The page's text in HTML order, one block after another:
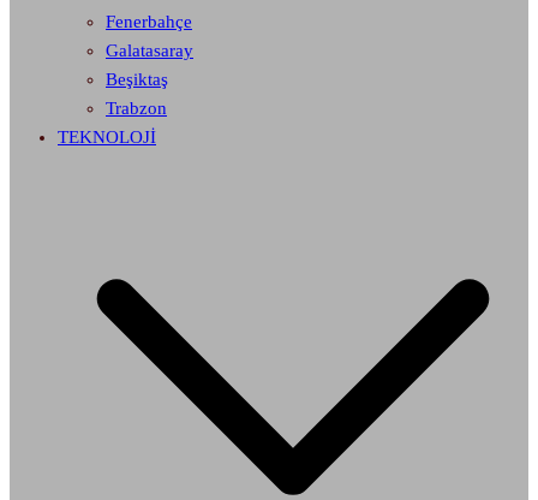
Fenerbahçe
Galatasaray
Beşiktaş
Trabzon
TEKNOLOJİ